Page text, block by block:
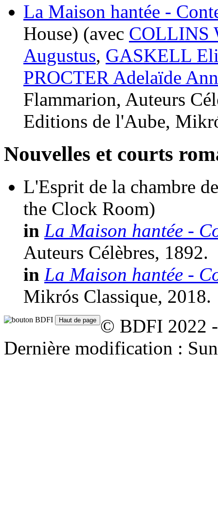
La Maison hantée -
House) (avec COLLINS
Augustus, GASKELL
PROCTER Adelaïde
Flammarion, Auteurs
Editions de l'Aube,
Nouvelles et courts
L'Esprit de la chambre
the Clock Room)
in La Maison hantée -
Auteurs Célèbres, 1892.
in La Maison hantée -
Mikrós Classique, 2018.
© BDFI 2022
Dernière modification :